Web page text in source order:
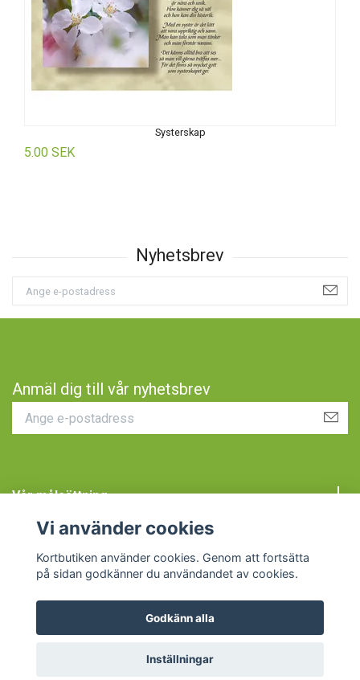
Systerskap
5.00 SEK
Anmäl dig till vår nyhetsbrev
Vår målsättning
© 2026 Kortbutiken
Vi använder cookies
Kortbutiken använder cookies. Genom att fortsätta
på sidan godkänner du användandet av cookies.
Godkänn alla
Inställningar